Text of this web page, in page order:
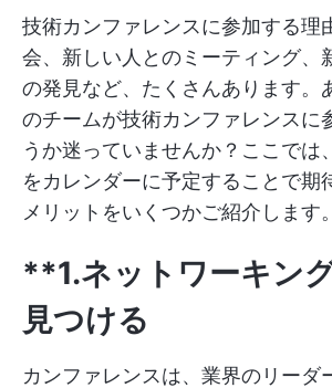
技術カンファレンスに参加する理
会、新しい人とのミーティング、
の発見など、たくさんあります。
のチームが技術カンファレンスに
うか迷っていませんか？ここでは
をカレンダーに予定することで期
メリットをいくつかご紹介します
**1.ネットワーキン
見つける
カンファレンスは、業界のリーダ